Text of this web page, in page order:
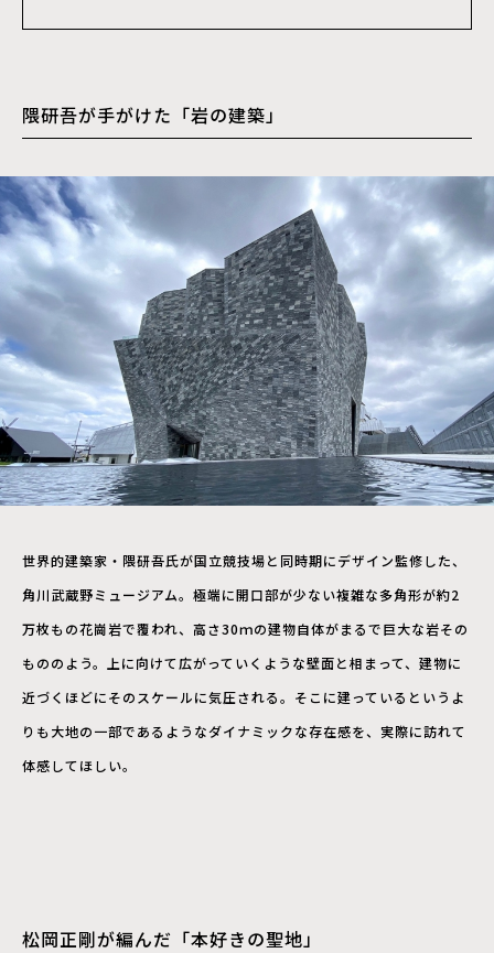
隈研吾が手がけた「岩の建築」
世界的建築家・隈研吾氏が国立競技場と同時期にデザイン監修した、
角川武蔵野ミュージアム。極端に開口部が少ない複雑な多角形が約2
万枚もの花崗岩で覆われ、高さ30ｍの建物自体がまるで巨大な岩その
もののよう。上に向けて広がっていくような壁面と相まって、建物に
近づくほどにそのスケールに気圧される。そこに建っているというよ
りも大地の一部であるようなダイナミックな存在感を、実際に訪れて
体感してほしい。
松岡正剛が編んだ「本好きの聖地」